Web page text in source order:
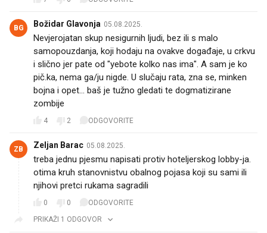
BG Božidar Glavonja 05.08.2025.
Nevjerojatan skup nesigurnih ljudi, bez ili s malo
samopouzdanja, koji hodaju na ovakve događaje, u crkvu
i slično jer pate od "yebote kolko nas ima". A sam je ko
pič.ka, nema ga/ju nigde. U slučaju rata, zna se, minken
bojna i opet... baš je tužno gledati te dogmatizirane
zombije
4 2 ODGOVORITE
ZB Zeljan Barac 05.08.2025.
treba jednu pjesmu napisati protiv hoteljerskog lobby-ja.
otima kruh stanovnistvu obalnog pojasa koji su sami ili
njihovi pretci rukama sagradili
0 0
ODGOVORITE
PRIKAŽI 1 ODGOVOR